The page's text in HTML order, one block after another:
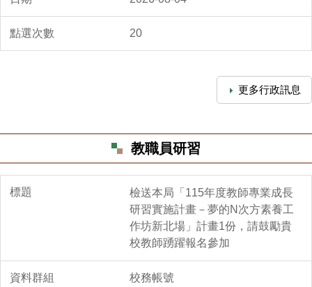
20
更多行政訊息
教職員研習
檢送本局「115年度教師專業成長
研習實施計畫－夢的N次方素養工
作坊新北場」計畫1份，請鼓勵貴
校教師踴躍報名參加
校務帳號